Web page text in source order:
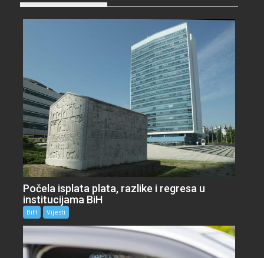
Počela isplata plata, razlike i regresa u
institucijama BiH
BiH Vijesti